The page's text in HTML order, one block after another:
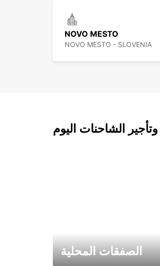
NOVO MESTO
NOVO MESTO - SLOVENIA
الشاحنات اليوم
الصفقات المحلية